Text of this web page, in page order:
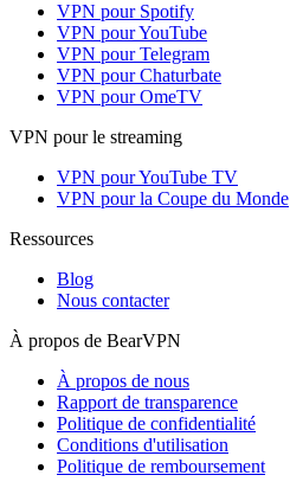
VPN pour Spotify
VPN pour YouTube
VPN pour Telegram
VPN pour Chaturbate
VPN pour OmeTV
VPN pour le streaming
VPN pour YouTube TV
VPN pour la Coupe du Monde
Ressources
Blog
Nous contacter
À propos de BearVPN
À propos de nous
Rapport de transparence
Politique de confidentialité
Conditions d'utilisation
Politique de remboursement